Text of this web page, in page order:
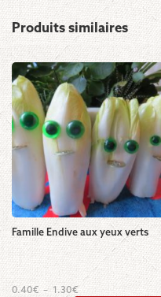
Produits similaires
Famille Endive aux yeux verts
0.40€ – 1.30€Plage
Ce